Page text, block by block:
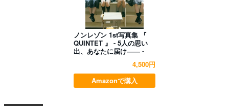
ノンレゾン 1st写真集 『
QUINTET 』 - 5人の思い
出、あなたに届け―― -
4,500円
Amazonで購入